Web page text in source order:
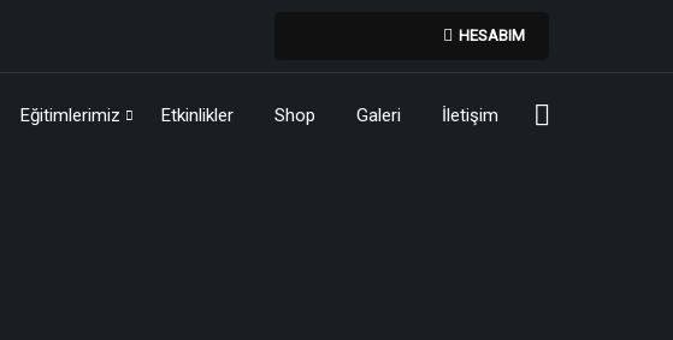
HESABIM
Eğitimlerimiz Etkinlikler Shop Galeri İletişim